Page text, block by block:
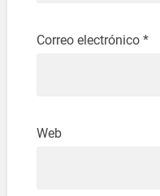
Correo electrónico *
Web